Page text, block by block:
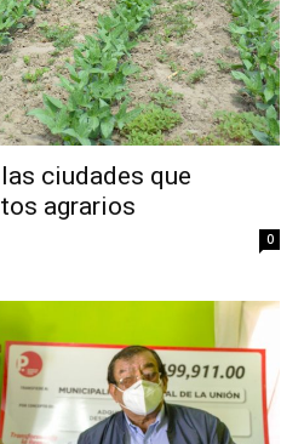
ciudades que
agrarios
0